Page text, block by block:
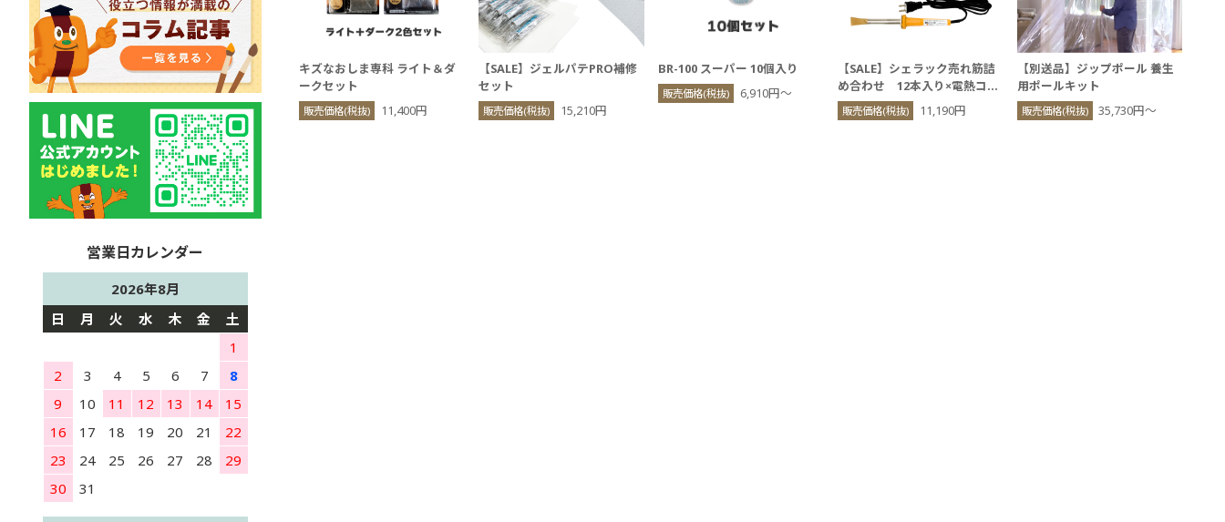
キズなおしま専科 ライト＆ダ
ークセット
販売価格(税抜) 11,400円
【SALE】ジェルパテPRO補修
セット
販売価格(税抜) 15,210円
BR-100 スーパー 10個入り
販売価格(税抜) 6,910円〜
【SALE】シェラック売れ筋詰
め合わせ 12本入り×電熱コテ
H型セット
販売価格(税抜) 11,190円
【別送品】ジップポール 養生
用ポールキット
販売価格(税抜) 35,730円〜
2026年8月
日
月 火 水 木 金
土
1
2
3 4 5 6 7
8
9
10 11 12 13 14
15
16
17 18 19 20 21
22
23
24 25 26 27 28
29
30
31